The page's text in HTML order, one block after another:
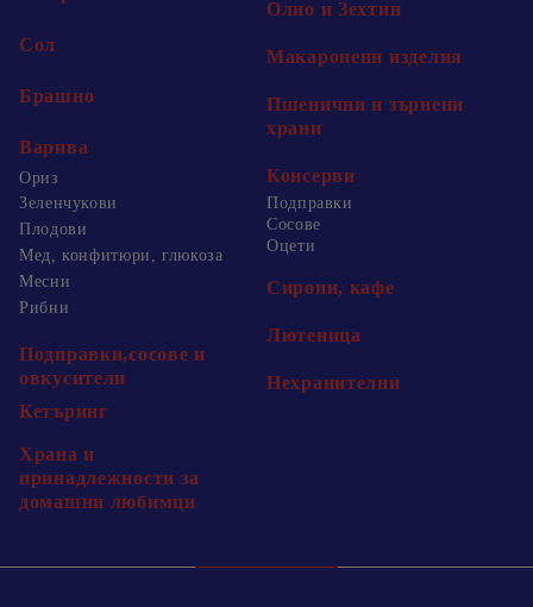
Сол
Брашно
Варива
Ориз
Олио и Зехтин
Макаронени изделия
Пшенични и зърнени
храни
Консерви
Зеленчукови
Плодови
Мед, конфитюри, глюкоза
Месни
Рибни
Подправки,сосове и
овкусители
Подправки
Сосове
Оцети
Сиропи, кафе
Лютеница
Нехранителни
Кетъринг
Храна и
принадлежности за
домашни любимци